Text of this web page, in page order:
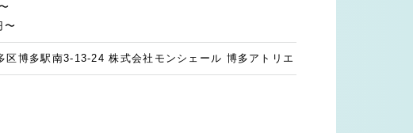
〜
区博多駅南3-13-24 株式会社モンシェール 博多アトリエ